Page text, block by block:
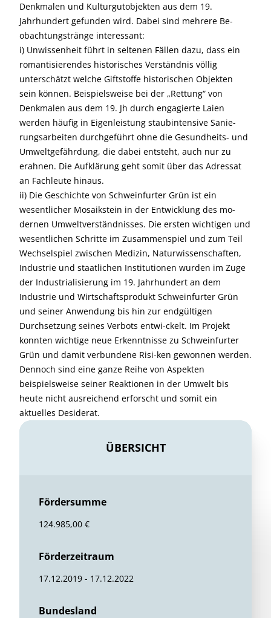
Denkmalen und Kulturgutobjekten aus dem 19.
Jahrhundert gefunden wird. Dabei sind mehrere Be-
obachtungstränge interessant:
i) Unwissenheit führt in seltenen Fällen dazu, dass ein
romantisierendes historisches Verständnis völlig
unterschätzt welche Giftstoffe historischen Objekten
sein können. Beispielsweise bei der „Rettung“ von
Denkmalen aus dem 19. Jh durch engagierte Laien
werden häufig in Eigenleistung staubintensive Sanie-
rungsarbeiten durchgeführt ohne die Gesundheits- und
Umweltgefährdung, die dabei entsteht, auch nur zu
erahnen. Die Aufklärung geht somit über das Adressat
an Fachleute hinaus.
ii) Die Geschichte von Schweinfurter Grün ist ein
wesentlicher Mosaikstein in der Entwicklung des mo-
dernen Umweltverständnisses. Die ersten wichtigen und
wesentlichen Schritte im Zusammenspiel und zum Teil
Wechselspiel zwischen Medizin, Naturwissenschaften,
Industrie und staatlichen Institutionen wurden im Zuge
der Industrialisierung im 19. Jahrhundert an dem
Industrie und Wirtschaftsprodukt Schweinfurter Grün
und seiner Anwendung bis hin zur endgültigen
Durchsetzung seines Verbots entwi-ckelt. Im Projekt
konnten wichtige neue Erkenntnisse zu Schweinfurter
Grün und damit verbundene Risi-ken gewonnen werden.
Dennoch sind eine ganze Reihe von Aspekten
beispielsweise seiner Reaktionen in der Umwelt bis
heute nicht ausreichend erforscht und somit ein
aktuelles Desiderat.
ÜBERSICHT
Fördersumme
124.985,00 €
Förderzeitraum
17.12.2019 - 17.12.2022
Bundesland